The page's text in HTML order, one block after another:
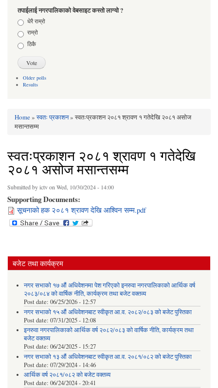
तपाईलाई नगरपालिकाको वेबसाइट कस्तो लाग्यो ?
Choicesधेरै राम्रो
राम्रो
ठिकै
Older polls
Results
You are here
Home»स्वतः प्रकाशन» स्वतःप्रकाशन २०८१ श्रावण १ गतेदेखि २०८१ असोज
मसान्तसम्म
स्वतःप्रकाशन २०८१ श्रावण १ गतेदेखि
२०८१ असोज मसान्तसम्म
Submitted byictvon Wed, 10/30/2024 - 14:00
Supporting Documents:
सूचनाको हक २०८१ श्रावण देखि आश्विन सम्म.pdf
बजेट तथा कार्यक्रम
नगर सभाको १७ औं अधिवेशनमा पेश गरिएको इनरुवा नगरपालिकाको आर्थिक वर्ष
२०८३/०८४ को वार्षिक नीति, कार्यक्रम तथा बजेट वक्तव्य
Post date: 06/25/2026 - 12:57
नगर सभाको १५ औं अधिवेशनबाट स्वीकृत आ.व. २०८२/०८३ को बजेट पुस्तिका
Post date: 07/31/2025 - 12:08
इनरुवा नगरपालिकाको आर्थिक वर्ष २०८२/०८३ को वार्षिक नीति, कार्यक्रम तथा
बजेट वक्तव्य
Post date: 06/24/2025 - 15:27
नगर सभाको १३ औं अधिवेशनबाट स्वीकृत आ.व. २०८१/०८२ को बजेट पुस्तिका
Post date: 07/29/2024 - 14:46
आर्थिक वर्ष २०८१/०८२ को बजेट वक्तव्य
Post date: 06/24/2024 - 20:41